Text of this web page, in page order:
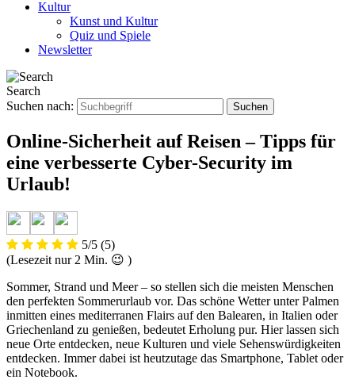
Kultur
Kunst und Kultur
Quiz und Spiele
Newsletter
Search
Suchen nach:
Online-Sicherheit auf Reisen – Tipps für
eine verbesserte Cyber-Security im
Urlaub!
5/5 (5)
(Lesezeit nur 2 Min. 😉 )
Sommer, Strand und Meer – so stellen sich die meisten Menschen
den perfekten Sommerurlaub vor. Das schöne Wetter unter Palmen
inmitten eines mediterranen Flairs auf den Balearen, in Italien oder
Griechenland zu genießen, bedeutet Erholung pur. Hier lassen sich
neue Orte entdecken, neue Kulturen und viele Sehenswürdigkeiten
entdecken. Immer dabei ist heutzutage das Smartphone, Tablet oder
ein Notebook.